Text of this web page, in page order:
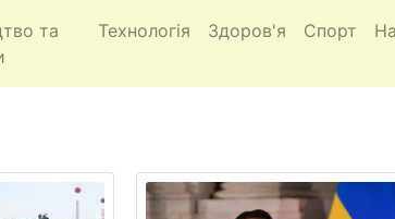
та
Технологія Здоров'я Спорт